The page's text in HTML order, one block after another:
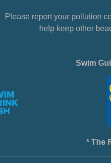
Please report your pollution
help keep other
Swim
* The